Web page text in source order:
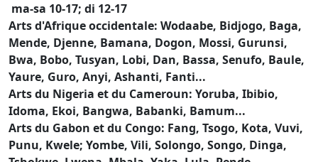
ma-sa 10-17; di 12-17
Arts d'Afrique occidentale: Wodaabe, Bidjogo, Baga,
Mende, Djenne, Bamana, Dogon, Mossi, Gurunsi,
Bwa, Bobo, Tusyan, Lobi, Dan, Bassa, Senufo, Baule,
Yaure, Guro, Anyi, Ashanti, Fanti...
Arts du Nigeria et du Cameroun: Yoruba, Ibibio,
Idoma, Ekoi, Bangwa, Babanki, Bamum...
Arts du Gabon et du Congo: Fang, Tsogo, Kota, Vuvi,
Punu, Kwele; Yombe, Vili, Solongo, Songo, Dinga,